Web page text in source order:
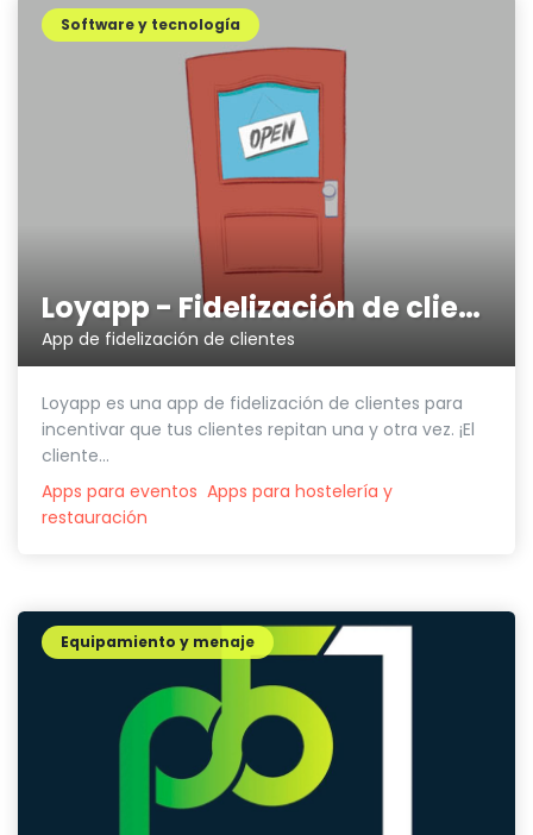
Loyapp - Fidelización de clientes
App de fidelización de clientes
Software y tecnología
Loyapp es una app de fidelización de clientes para
incentivar que tus clientes repitan una y otra vez. ¡El
cliente...
Apps para eventos Apps para hostelería y
restauración
Equipamiento y menaje